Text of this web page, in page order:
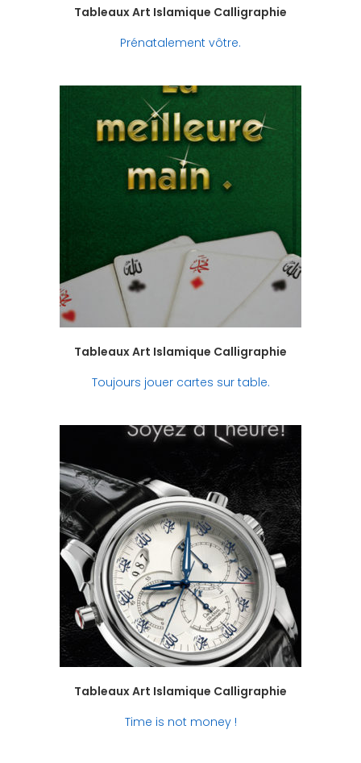
Tableaux Art Islamique Calligraphie
Prénatalement vôtre.
Tableaux Art Islamique Calligraphie
Toujours jouer cartes sur table.
Tableaux Art Islamique Calligraphie
Time is not money !